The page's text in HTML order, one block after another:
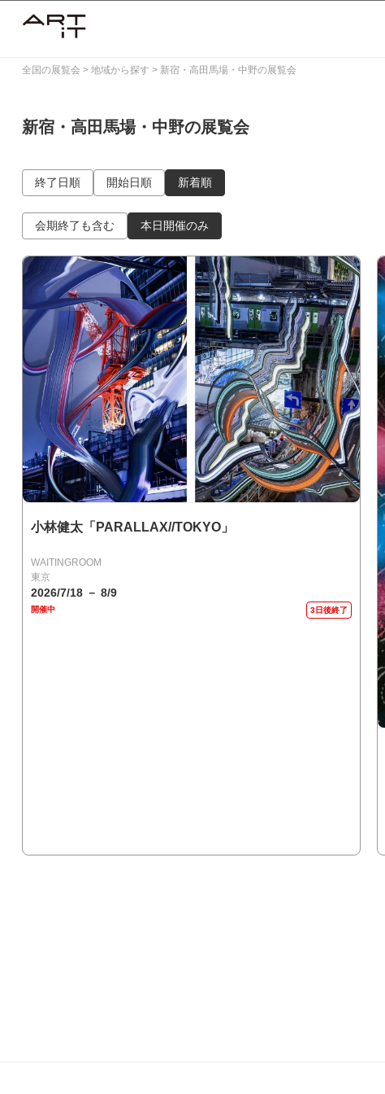
全国の展覧会 > 地域から探す > 新宿・高田馬場・中野の展覧会
新宿・高田馬場・中野の展覧会
終了日順 開始日順 新着順
会期終了も含む 本日開催のみ
小林健太「PARALLAX//TOKYO」
WAITINGROOM
東京
2026/7/18 － 8/9
開催中 3日後終了